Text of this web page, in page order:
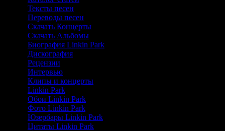
Тексты песен
Переводы песен
Скачать Концерты
Скачать Альбомы
Биография Linkin Park
Дискография
Рецензии
Интервью
Клипы и концерты
Linkin Park
Обои Linkin Park
Фото Linkin Park
Юзербары Linkin Park
Цитаты Linkin Park